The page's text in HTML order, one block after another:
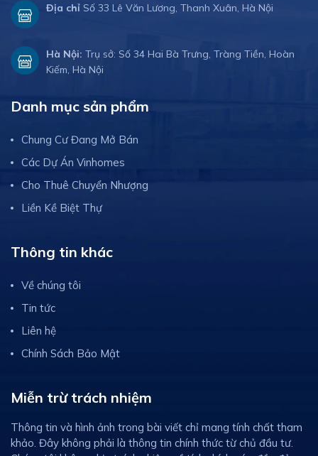
Địa chỉ Số 33 Lê Văn Lương, Thanh Xuân, Hà Nội
Hà Nội: Trụ sở: Số 34 Hai Bà Trưng, Tràng Tiền, Hoàn
Kiếm, Hà Nội
Danh mục sản phẩm
Chung Cư Đang Mở Bán
Các Dự Án Vinhomes
Cho Thuê Chuyển Nhượng
Liền Kề Biệt Thự
Thông tin khác
Về chúng tôi
Tin tức
Liên hệ
Chính Sách Bảo Mật
Miễn trừ trách nhiệm
Thông tin và hình ảnh trong bài viết chỉ mang tính chất tham
khảo. Đây không phải là thông tin chính thức từ chủ đầu tư.